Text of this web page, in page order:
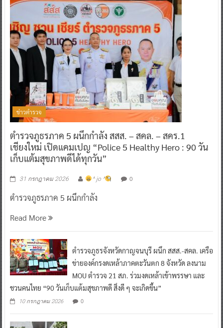
ข่าวตำรวจ
ตำรวจภูธรภาค 5 ผนึกกำลัง สสส. – สคล. – สคร.1
เชียงใหม่ เปิดแคมเปญ “Police 5 Healthy Hero : 90 วัน
เก็บแต้มสุขภาพดีได้ทุกวัน”
31 กรกฎาคม 2026 ^ jo ^ 0
ตำรวจภูธรภาค 5 ผนึกกำลัง
Read More
ตำรวจภูธรจังหวัดกาญจนบุรี ผนึก สสส.-สคล. เครือ
ข่ายองค์กรงดเหล้าภาคตะวันตก 8 จังหวัด ลงนาม
MOU ตำรวจ 21 สภ. ร่วมงดเหล้าเข้าพรรษา และ
ชวนคนไทย “90 วันเก็บแต้มสุขภาพดี สิ่งดี ๆ จะเกิดขึ้น”
10 กรกฎาคม 2026 0